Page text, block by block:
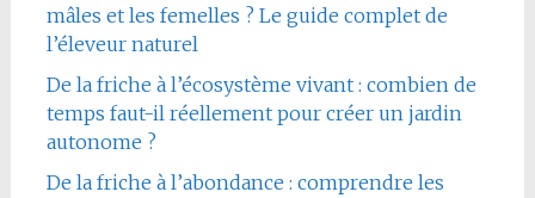
mâles et les femelles ? Le guide complet de
l’éleveur naturel
De la friche à l’écosystème vivant : combien de
temps faut-il réellement pour créer un jardin
autonome ?
De la friche à l’abondance : comprendre les